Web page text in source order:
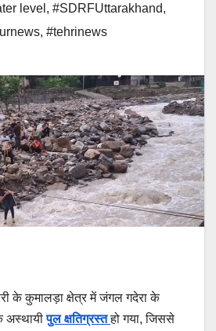
level , #SDRFUttarakhand,
, #tehrinews
के कुमालड़ा क्षेत्र में जंगल गदेरा के
अस्थायीपुल क्षतिग्रस्तहो गया, जिससे